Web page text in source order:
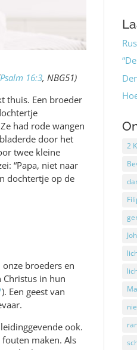
Psalm 16:3, NBG51)
thuis. Een broeder
had rode wangen
door het
twee kleine
“Papa, niet naar
dochtertje op de
broeders en
in hun
). Een geest van
ook.
maken. Als
2